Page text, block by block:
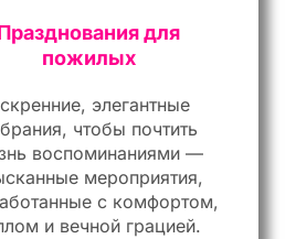
для
пожилых
элегантные
чтобы почтить
воспоминаниями —
мероприятия,
с комфортом,
и вечной грацией.